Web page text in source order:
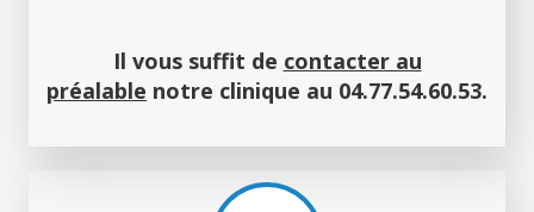
Il vous suffit de contacter au
préalable notre clinique au 04.77.54.60.53.